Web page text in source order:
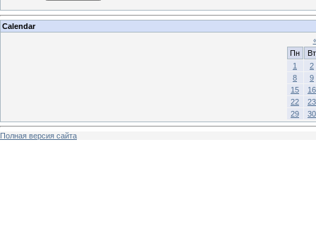
Calendar
Пн
Вт
1
2
8
9
15
16
22
23
29
30
Полная версия сайта